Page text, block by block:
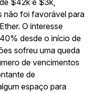
$42k e $3k,
não foi favorável para
O interesse
desde o início de
sofreu uma queda
de vencimentos
de
espaço para